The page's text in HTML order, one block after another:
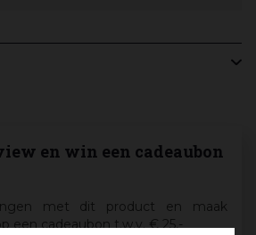
en win een cadeaubon
met dit product en maak
een cadeaubon t.w.v. € 25,-